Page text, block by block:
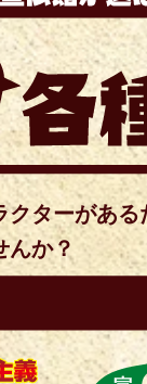
ターがあ
んか？